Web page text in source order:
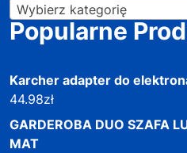
Wybierz kategorię
Popularne
Karcher adapter do
44.98zł
GARDEROBA DUO SZAFA
MAT